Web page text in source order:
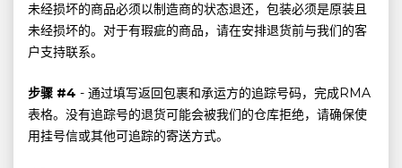
未经损坏的商品必须以制造商的状态退还，包装必须是原装且
未经损坏的。对于有瑕疵的商品，请在安排退货前与我们的客
户支持联系。
步骤 #4 - 通过填写返回包裹和承运方的追踪号码，完成RMA
表格。没有追踪号的退货可能会被我们的仓库拒绝，请确保使
用挂号信或其他可追踪的寄送方式。